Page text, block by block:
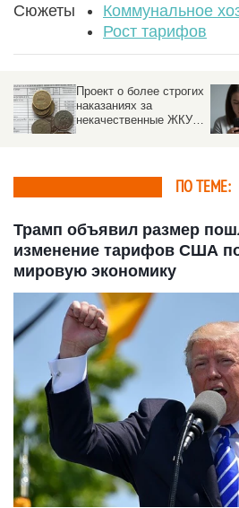
Сюжеты
Коммунальное
Рост тарифов
Ввести мораторий на
подорожание
мобильной связи
ПО ТЕМЕ:
Трамп объявил размер
изменение тарифов США
мировую экономику